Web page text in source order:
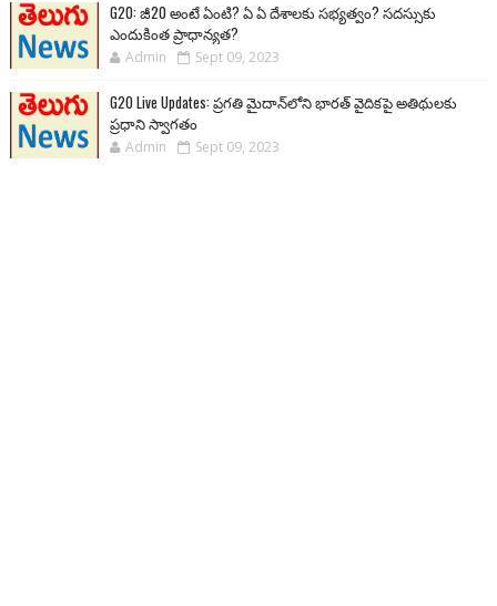
G20: జీ20 అంటే ఏంటి? ఏ ఏ దేశాలకు సభ్యత్వం? సదస్సుకు
ఎందుకింత ప్రాధాన్యత?
Admin Sept 09, 2023
G20 Live Updates: ప్రగతి మైదాన్‌లోని భారత్ వైదికపై అతిథులకు
ప్రధాని స్వాగతం
Admin Sept 09, 2023